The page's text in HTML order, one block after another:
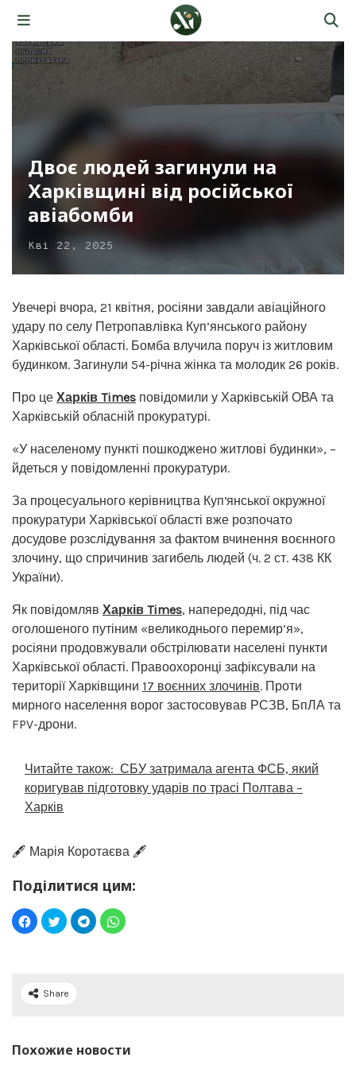
Двоє людей загинули на
Харківщині від російської
авіабомби
Кві 22, 2025
Увечері вчора, 21 квітня, росіяни завдали авіаційного
удару по селу Петропавлівка Куп’янського району
Харківської області. Бомба влучила поруч із житловим
будинком. Загинули 54-річна жінка та молодик 26 років.
Про це Харків Times повідомили у Харківській ОВА та
Харківській обласній прокуратурі.
«У населеному пункті пошкоджено житлові будинки», –
йдеться у повідомленні прокуратури.
За процесуального керівництва Купʼянської окружної
прокуратури Харківської області вже розпочато
досудове розслідування за фактом вчинення воєнного
злочину, що спричинив загибель людей (ч. 2 ст. 438 КК
України).
Як повідомляв Харків Times, напередодні, під час
оголошеного путіним «великоднього перемир’я»,
росіяни продовжували обстрілювати населені пункти
Харківської області. Правоохоронці зафіксували на
території Харківщини 17 воєнних злочинів. Проти
мирного населення ворог застосовував РСЗВ, БпЛА та
FPV-дрони.
Читайте також: СБУ затримала агента ФСБ, який
коригував підготовку ударів по трасі Полтава –
Харків
🖋️ Марія Коротаєва 🖋️
Поділитися цим:
Share
Похожие новости